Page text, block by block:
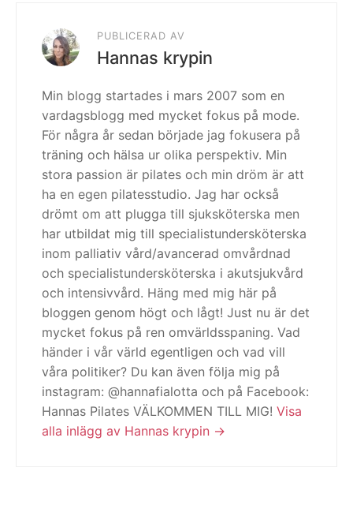
PUBLICERAD AV
Hannas krypin
Min blogg startades i mars 2007 som en
vardagsblogg med mycket fokus på mode.
För några år sedan började jag fokusera på
träning och hälsa ur olika perspektiv. Min
stora passion är pilates och min dröm är att
ha en egen pilatesstudio. Jag har också
drömt om att plugga till sjuksköterska men
har utbildat mig till specialistundersköterska
inom palliativ vård/avancerad omvårdnad
och specialistundersköterska i akutsjukvård
och intensivvård. Häng med mig här på
bloggen genom högt och lågt! Just nu är det
mycket fokus på ren omvärldsspaning. Vad
händer i vår värld egentligen och vad vill
våra politiker? Du kan även följa mig på
instagram: @hannafialotta och på Facebook:
Hannas Pilates VÄLKOMMEN TILL MIG! Visa
alla inlägg av Hannas krypin